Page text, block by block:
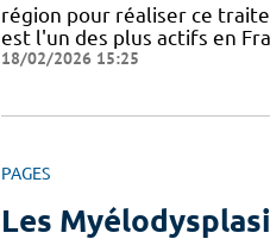
région pour réaliser ce
est l'un des plus actifs en
18/02/2026 15:25
PAGES
Les